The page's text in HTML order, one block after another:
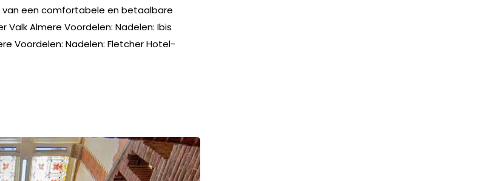
van een comfortabele en betaalbare
Almere Voordelen: Nadelen: Ibis
Voordelen: Nadelen: Fletcher Hotel-